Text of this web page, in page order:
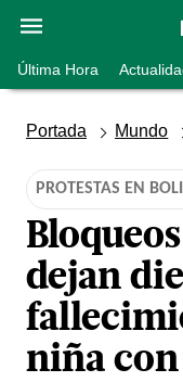
Última Hora
Portada Mundo
PROTESTAS EN
dejan
niña